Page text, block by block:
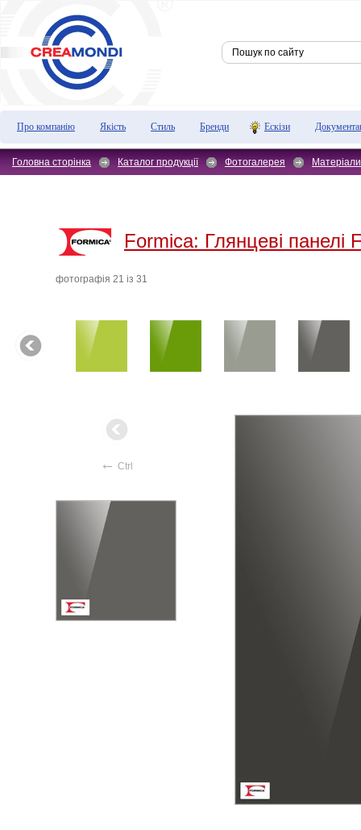
Про компанію Якість Стиль Бренди Ескізи
Головна сторінка Каталог продукції Фотогалерея Матеріали
Formica: Глянцеві панелі
фотографiя 21 iз 31
← Ctrl